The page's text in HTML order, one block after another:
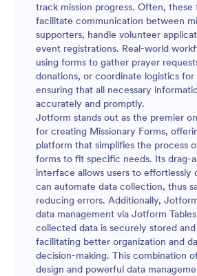
track mission progress. Often, these
facilitate communication between
supporters, handle volunteer
event registrations. Real-world
using forms to gather prayer
donations, or coordinate logistics for
ensuring that all necessary
accurately and promptly.
Jotform stands out as the premier
for creating Missionary Forms,
platform that simplifies the process
forms to fit specific needs. Its drag-
interface allows users to effortlessly
can automate data collection, thus
reducing errors. Additionally,
data management via Jotform
collected data is securely stored
facilitating better organization and
decision-making. This combination
design and powerful data